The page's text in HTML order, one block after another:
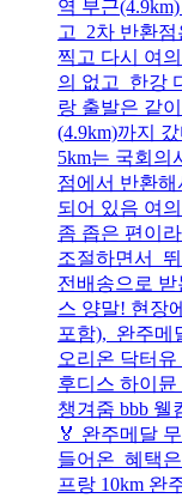
역 부근
고 2차 반환점
찍고 다시 여
의 없고 한강
랑 출발은 같
(4.9km)까지
5km는 국회의
점에서 반환
되어 있음 여
좀 좁은 편이
조절하면서
전배송으로
스 양말! 현장
포함), 완주메
오리온 닥터
후디스 하이
챙겨줌 bbb 웰
🏅 완주메달
들어온 혜택
프랑 10km 완